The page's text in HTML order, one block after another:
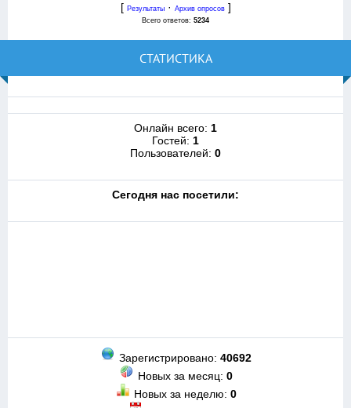
[ Результаты· Архив опросов]
Всего ответов: 5234
СТАТИСТИКА
Онлайн всего: 1
Гостей: 1
Пользователей: 0
Cегодня нас посетили:
Зарегистрировано: 40692
Новых за месяц: 0
Новых за неделю: 0